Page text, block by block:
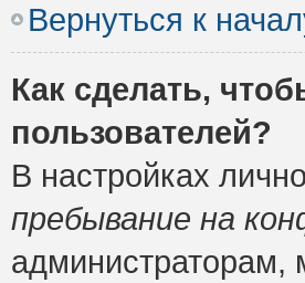
Вернуться к
Как сделать,
пользователей?
В настройках
пребывание на
администраторам,